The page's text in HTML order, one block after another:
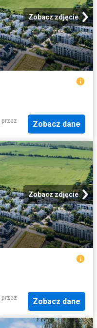
Zobacz zdjęcie
przez
Zobacz dane
Zobacz zdjęcie
przez
Zobacz dane